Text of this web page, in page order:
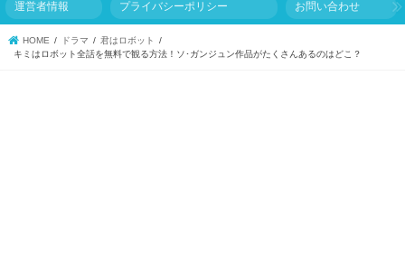
運営者情報 プライバシーポリシー お問い合わせ
HOME ドラマ
君はロボット
キミはロボット全話を無料で観る方法！ソ･ガンジュン作品がたくさんあるのはどこ？